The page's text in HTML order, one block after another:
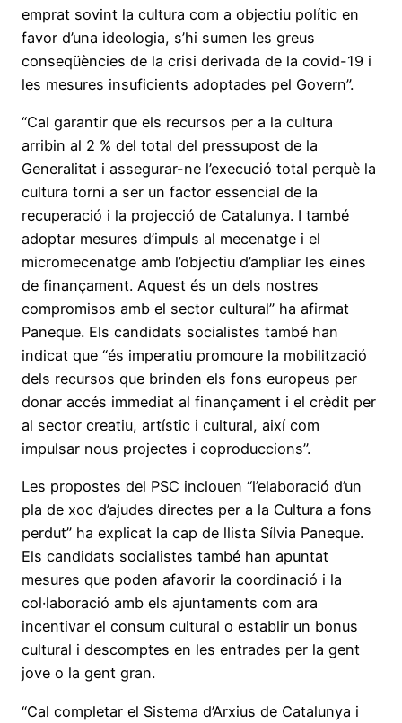
emprat sovint la cultura com a objectiu polític en
favor d’una ideologia, s’hi sumen les greus
conseqüències de la crisi derivada de la covid-19 i
les mesures insuficients adoptades pel Govern”.
“Cal garantir que els recursos per a la cultura
arribin al 2 % del total del pressupost de la
Generalitat i assegurar-ne l’execució total perquè la
cultura torni a ser un factor essencial de la
recuperació i la projecció de Catalunya. I també
adoptar mesures d’impuls al mecenatge i el
micromecenatge amb l’objectiu d’ampliar les eines
de finançament. Aquest és un dels nostres
compromisos amb el sector cultural” ha afirmat
Paneque. Els candidats socialistes també han
indicat que “és imperatiu promoure la mobilització
dels recursos que brinden els fons europeus per
donar accés immediat al finançament i el crèdit per
al sector creatiu, artístic i cultural, així com
impulsar nous projectes i coproduccions”.
Les propostes del PSC inclouen “l’elaboració d’un
pla de xoc d’ajudes directes per a la Cultura a fons
perdut” ha explicat la cap de llista Sílvia Paneque.
Els candidats socialistes també han apuntat
mesures que poden afavorir la coordinació i la
col·laboració amb els ajuntaments com ara
incentivar el consum cultural o establir un bonus
cultural i descomptes en les entrades per la gent
jove o la gent gran.
“Cal completar el Sistema d’Arxius de Catalunya i